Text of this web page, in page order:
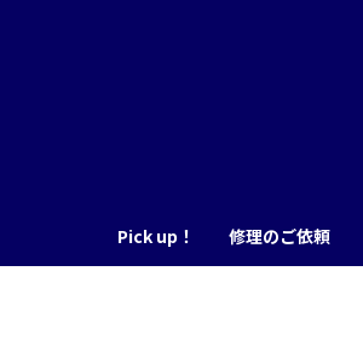
Pick up！ 修理のご依頼